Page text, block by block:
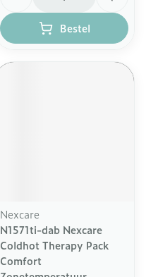
Bestel
Nexcare
N1571ti-dab Nexcare
Coldhot Therapy Pack
Comfort